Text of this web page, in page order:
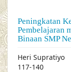
Peningkatan
Pembelajaran
Binaan SMP
Heri Supratiyo
117-140